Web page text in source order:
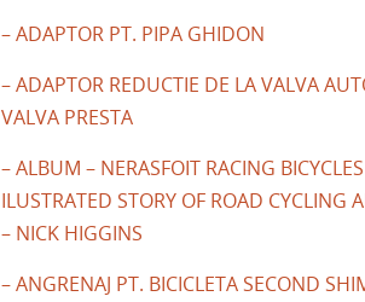
– ADAPTOR PT. PIPA GHIDON
– ADAPTOR REDUCTIE DE LA VALVA
VALVA PRESTA
– ALBUM – NERASFOIT RACING
ILUSTRATED STORY OF ROAD CYCLING
– NICK HIGGINS
– ANGRENAJ PT. BICICLETA SECOND